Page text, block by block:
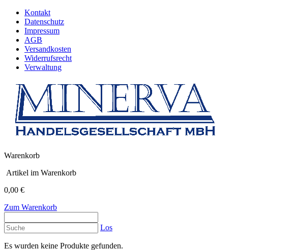
Kontakt
Datenschutz
Impressum
AGB
Versandkosten
Widerrufsrecht
Verwaltung
Warenkorb
Artikel im Warenkorb
0,00 €
Zum Warenkorb
Los
Es wurden keine Produkte gefunden.